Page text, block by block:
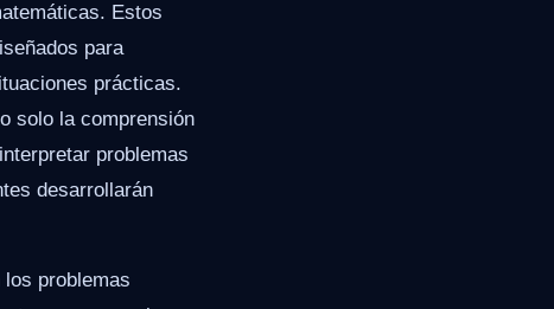
Estos
para
prácticas.
solo la comprensión
problemas
desarrollarán
problemas